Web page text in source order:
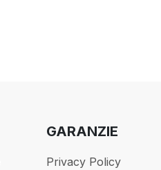
GARANZIE
Privacy Policy